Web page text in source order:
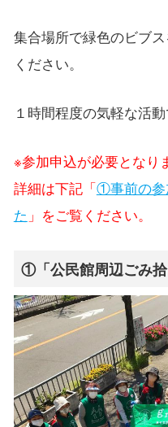
集合場所で緑色のビブ
ください。
１時間程度の気軽な活動
※参加申込が必要となり
詳細は下記「①事前の参
た 」をご覧ください。
①「公民館周辺ごみ拾